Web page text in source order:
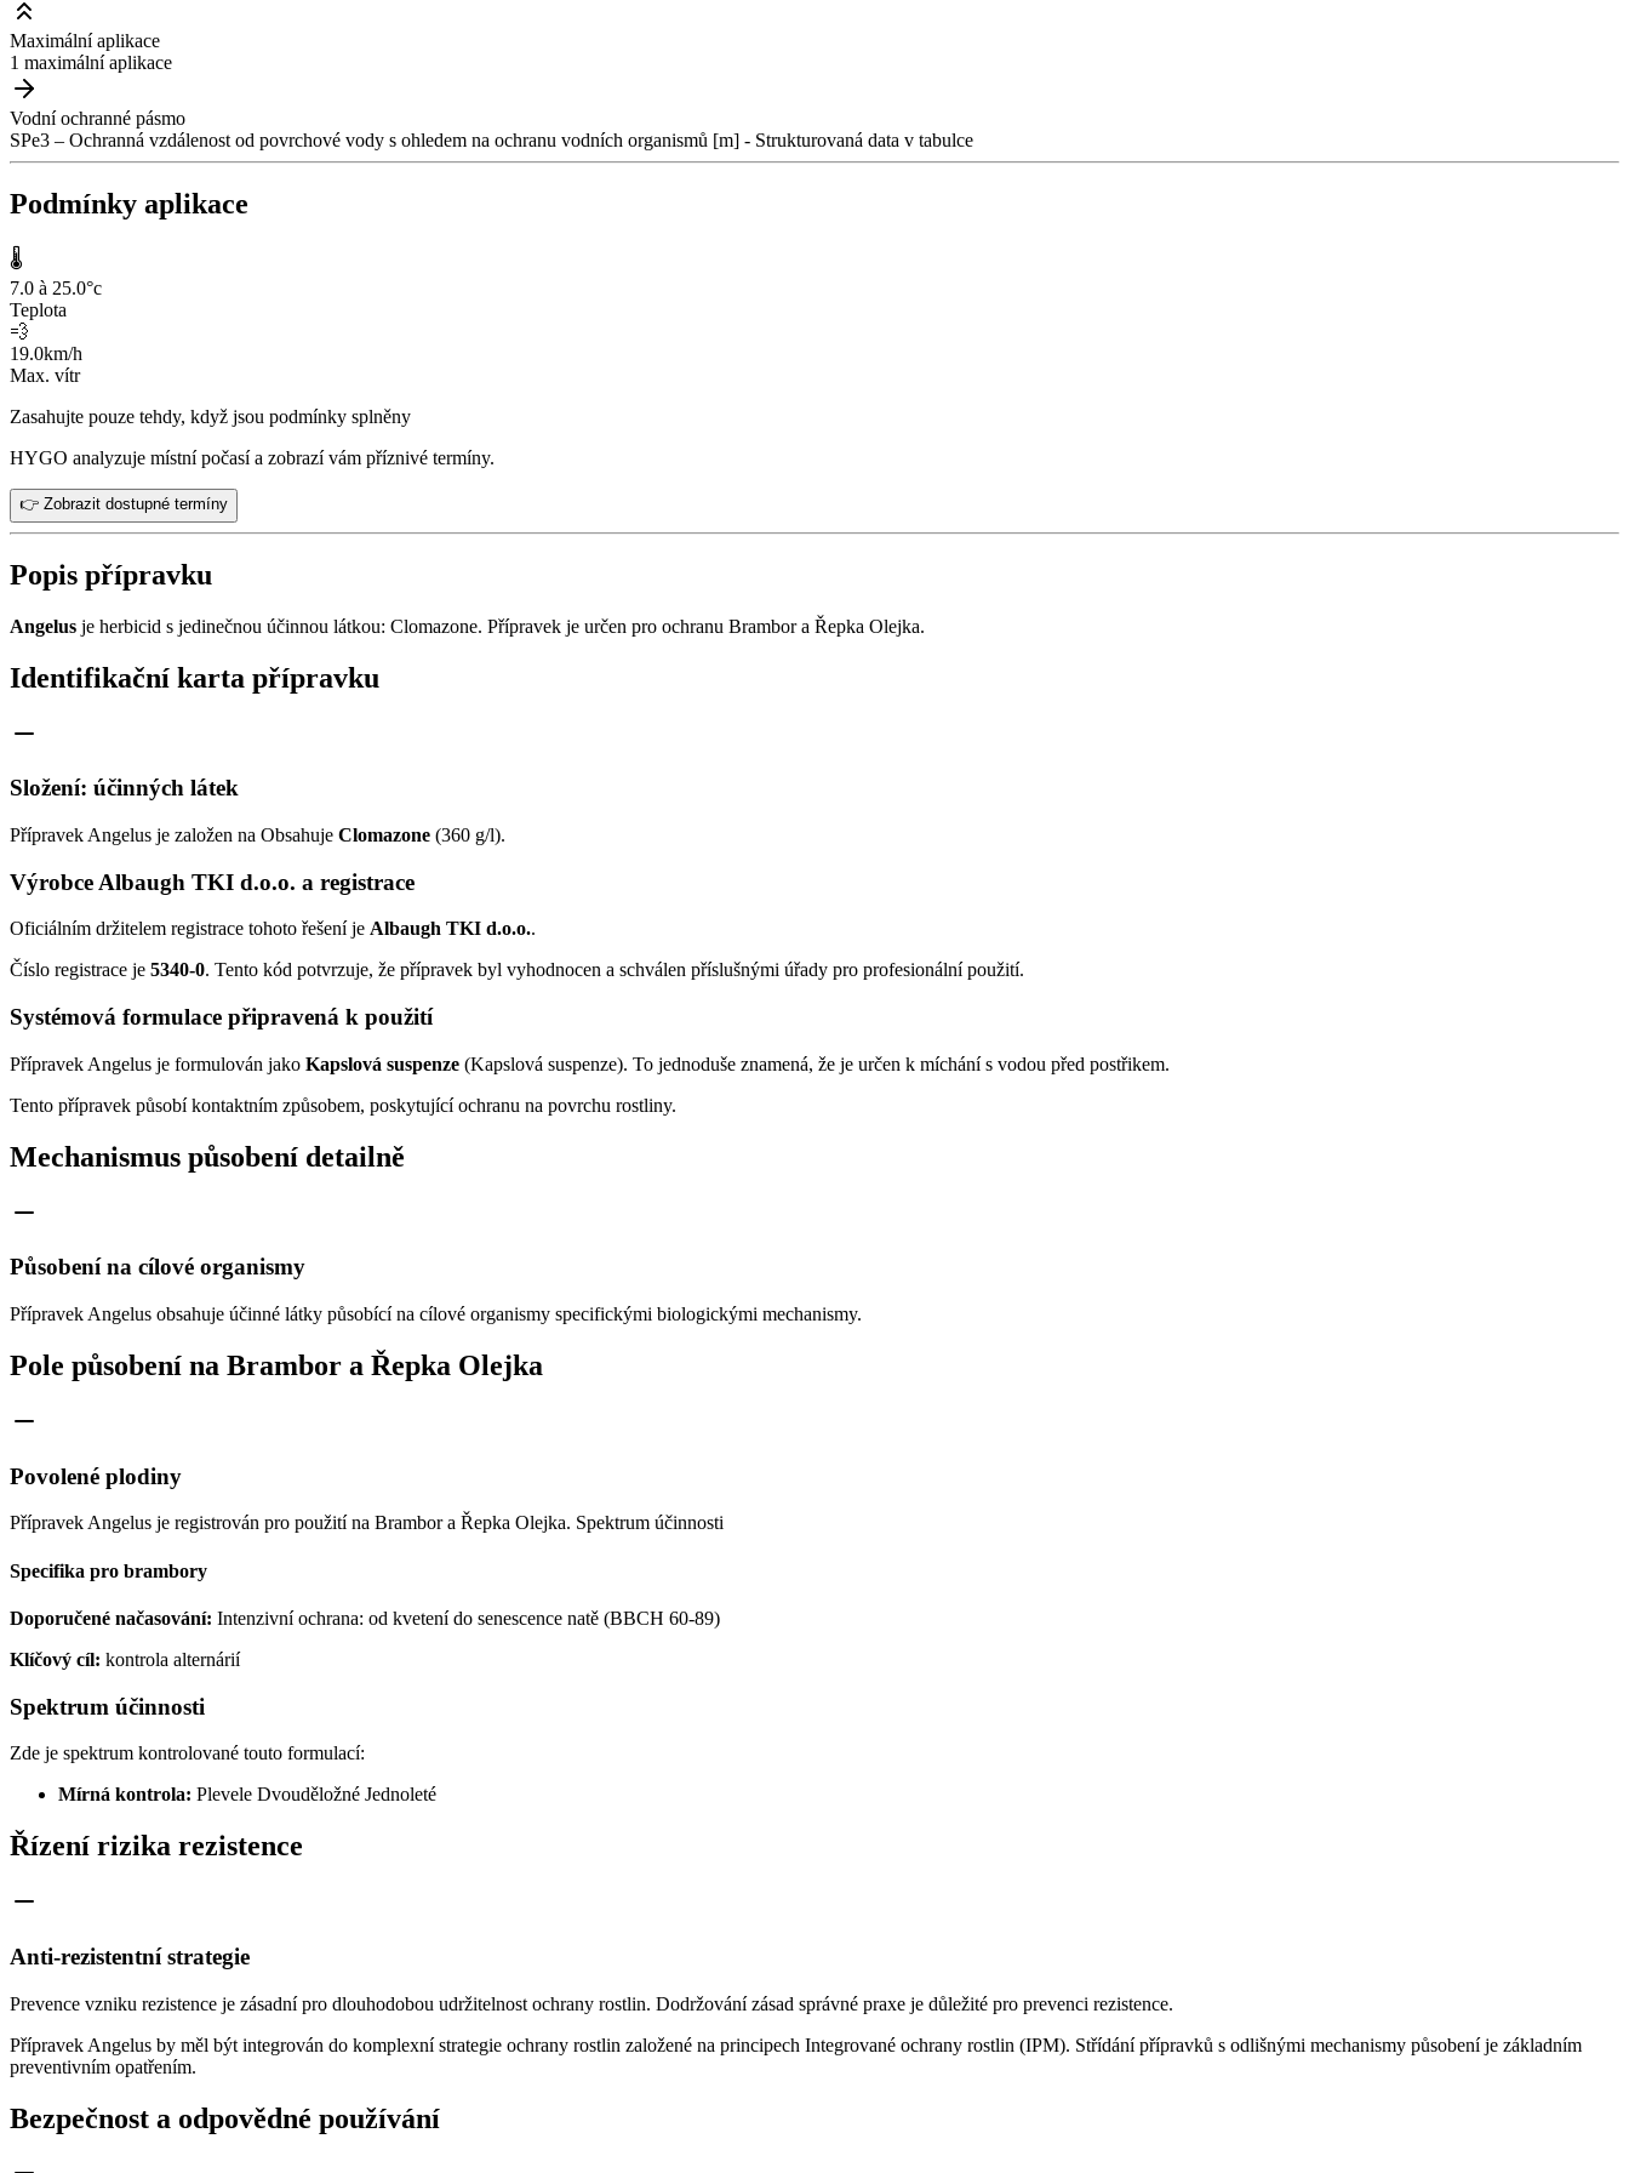
Maximální aplikace
1 maximální aplikace
Vodní ochranné pásmo
SPe3 – Ochranná vzdálenost od povrchové vody s ohledem na ochranu vodních organismů [m] - Strukturovaná data v tabulce
Podmínky aplikace
🌡️
7.0 à 25.0°c
Teplota
💨
19.0km/h
Max. vítr
Zasahujte pouze tehdy, když jsou podmínky splněny
HYGO analyzuje místní počasí a zobrazí vám příznivé termíny.
👉 Zobrazit dostupné termíny
Popis přípravku
Angelus je herbicid s jedinečnou účinnou látkou: Clomazone. Přípravek je určen pro ochranu Brambor a Řepka Olejka.
Identifikační karta přípravku
Složení: účinných látek
Přípravek Angelus je založen na Obsahuje Clomazone (360 g/l).
Výrobce Albaugh TKI d.o.o. a registrace
Oficiálním držitelem registrace tohoto řešení je Albaugh TKI d.o.o..
Číslo registrace je 5340-0. Tento kód potvrzuje, že přípravek byl vyhodnocen a schválen příslušnými úřady pro profesionální použití.
Systémová formulace připravená k použití
Přípravek Angelus je formulován jako Kapslová suspenze (Kapslová suspenze). To jednoduše znamená, že je určen k míchání s vodou před postřikem.
Tento přípravek působí kontaktním způsobem, poskytující ochranu na povrchu rostliny.
Mechanismus působení detailně
Působení na cílové organismy
Přípravek Angelus obsahuje účinné látky působící na cílové organismy specifickými biologickými mechanismy.
Pole působení na Brambor a Řepka Olejka
Povolené plodiny
Přípravek Angelus je registrován pro použití na Brambor a Řepka Olejka. Spektrum účinnosti
Specifika pro brambory
Doporučené načasování: Intenzivní ochrana: od kvetení do senescence natě (BBCH 60-89)
Klíčový cíl: kontrola alternárií
Spektrum účinnosti
Zde je spektrum kontrolované touto formulací:
Mírná kontrola: Plevele Dvouděložné Jednoleté
Řízení rizika rezistence
Anti-rezistentní strategie
Prevence vzniku rezistence je zásadní pro dlouhodobou udržitelnost ochrany rostlin. Dodržování zásad správné praxe je důležité pro prevenci rezistence.
Přípravek Angelus by měl být integrován do komplexní strategie ochrany rostlin založené na principech Integrované ochrany rostlin (IPM). Střídání přípravků s odlišnými mechanismy působení je základním
preventivním opatřením.
Bezpečnost a odpovědné používání